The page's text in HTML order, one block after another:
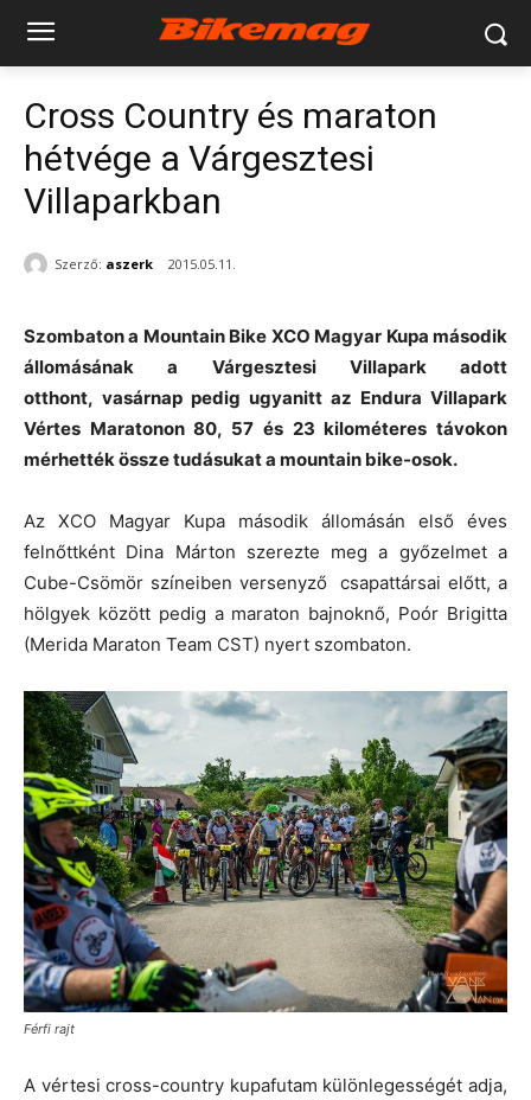
Cross Country és maraton
hétvége a Várgesztesi
Villaparkban
Szerző: aszerk 2015.05.11.
Szombaton a Mountain Bike XCO Magyar Kupa második
állomásának a Várgesztesi Villapark adott
otthont, vasárnap pedig ugyanitt az Endura Villapark
Vértes Maratonon 80, 57 és 23 kilométeres távokon
mérhették össze tudásukat a mountain bike-osok.
Az XCO Magyar Kupa második állomásán első éves
felnőttként Dina Márton szerezte meg a győzelmet a
Cube-Csömör színeiben versenyző csapattársai előtt, a
hölgyek között pedig a maraton bajnoknő, Poór Brigitta
(Merida Maraton Team CST) nyert szombaton.
Férfi rajt
A vértesi cross-country kupafutam különlegességét adja,